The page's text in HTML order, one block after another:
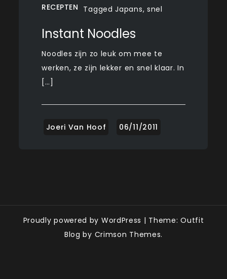
RECEPTEN TaggedJapans, snel
Instant Noodles
Noodles zijn zo leuk om mee te
werken, ze zijn lekker en snel klaar. In
[…]
Proudly powered by WordPress | Theme: Outfit
Blog by Crimson Themes.